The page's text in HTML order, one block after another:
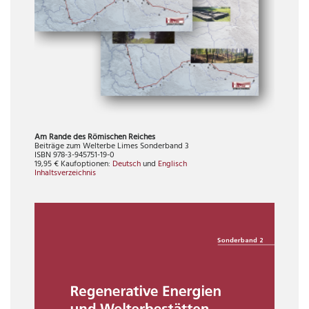
Am Rande des Römischen Reiches
Beiträge zum Welterbe Limes Sonderband 3
ISBN 978-3-945751-19-0
19,95 € Kaufoptionen: Deutschund Englisch
Inhaltsverzeichnis